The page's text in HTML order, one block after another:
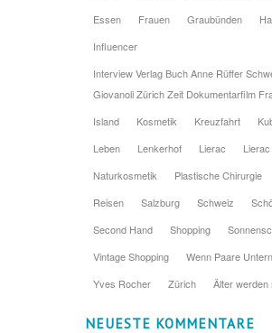
Essen
Frauen Graubünden
Influencer
Interview Verlag Buch Anne Rüffer
Giovanoli Zürich Zeit Dokumentarfilm
Island
Kosmetik Kreuzfahrt
Leben
Lenkerhof Lierac
Naturkosmetik
Plastische Chirurgie
Reisen
Salzburg Schweiz
Second Hand
Shopping
Vintage Shopping
Wenn Paare
Yves Rocher
Zürich Älter werden
NEUESTE KOMMENTARE